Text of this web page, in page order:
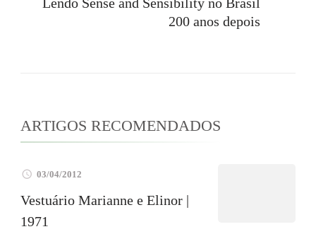
200 anos depois
ARTIGOS RECOMENDADOS
03/04/2012
Vestuário Marianne e Elinor |
1971